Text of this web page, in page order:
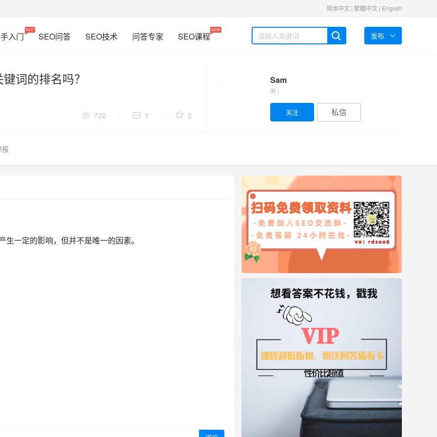
简体中文 | 繁體中文 | English
入门
HOT
SEO问答 SEO技术 问答专家 SEO课程
NEW
发布
词的排名吗？
722 1 2
Sam
男 |
私信
报
一定的影响，但并不是唯一的因素。